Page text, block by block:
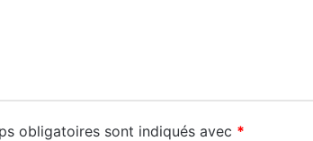
obligatoires sont indiqués avec *